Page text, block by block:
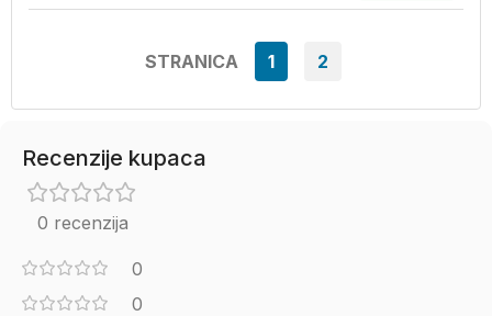
STRANICA 1 2
Recenzije kupaca
0 recenzija
0
0